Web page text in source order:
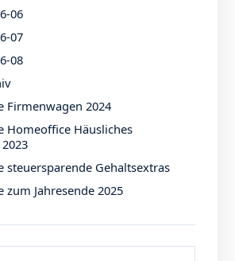
06
07
08
Firmenwagen 2024
Homeoffice Häusliches
steuersparende Gehaltsextras
zum Jahresende 2025